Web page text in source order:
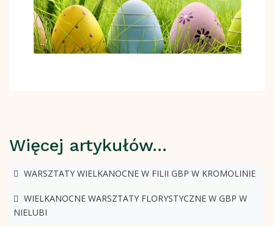
Więcej artykułów…
WARSZTATY WIELKANOCNE W FILII GBP W KROMOLINIE
WIELKANOCNE WARSZTATY FLORYSTYCZNE W GBP W
NIELUBI